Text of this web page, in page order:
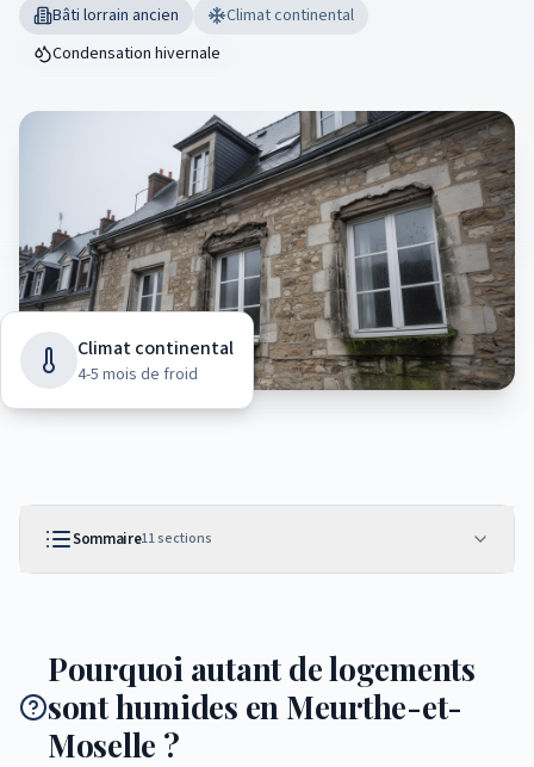
Bâti lorrain ancien
Climat continental
Condensation hivernale
Climat continental
4-5 mois de froid
Sommaire11sections
Pourquoi autant de logements
sont humides en Meurthe-et-
Moselle ?